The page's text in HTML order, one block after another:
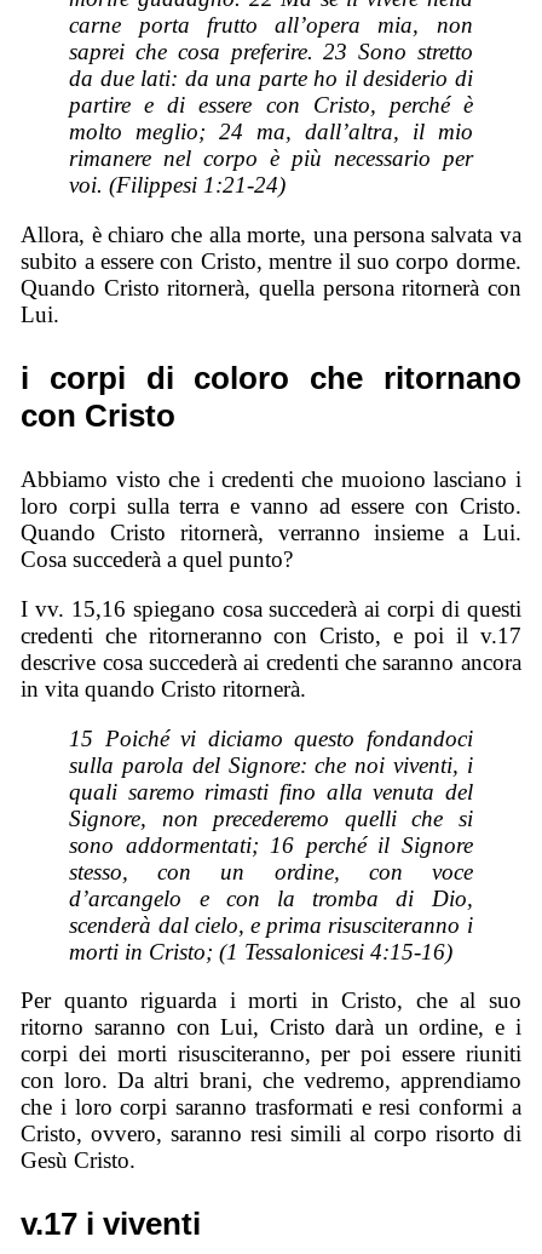
carne porta frutto all’opera mia, non
saprei che cosa preferire. 23 Sono stretto
da due lati: da una parte ho il desiderio di
partire e di essere con Cristo, perché è
molto meglio; 24 ma, dall’altra, il mio
rimanere nel corpo è più necessario per
voi. (Filippesi 1:21-24)
Allora, è chiaro che alla morte, una persona salvata va
subito a essere con Cristo, mentre il suo corpo dorme.
Quando Cristo ritornerà, quella persona ritornerà con
Lui.
i corpi di coloro che ritornano
con Cristo
Abbiamo visto che i credenti che muoiono lasciano i
loro corpi sulla terra e vanno ad essere con Cristo.
Quando Cristo ritornerà, verranno insieme a Lui.
Cosa succederà a quel punto?
I vv. 15,16 spiegano cosa succederà ai corpi di questi
credenti che ritorneranno con Cristo, e poi il v.17
descrive cosa succederà ai credenti che saranno ancora
in vita quando Cristo ritornerà.
15 Poiché vi diciamo questo fondandoci
sulla parola del Signore: che noi viventi, i
quali saremo rimasti fino alla venuta del
Signore, non precederemo quelli che si
sono addormentati; 16 perché il Signore
stesso, con un ordine, con voce
d’arcangelo e con la tromba di Dio,
scenderà dal cielo, e prima risusciteranno i
morti in Cristo; (1 Tessalonicesi 4:15-16)
Per quanto riguarda i morti in Cristo, che al suo
ritorno saranno con Lui, Cristo darà un ordine, e i
corpi dei morti risusciteranno, per poi essere riuniti
con loro. Da altri brani, che vedremo, apprendiamo
che i loro corpi saranno trasformati e resi conformi a
Cristo, ovvero, saranno resi simili al corpo risorto di
Gesù Cristo.
v.17 i viventi